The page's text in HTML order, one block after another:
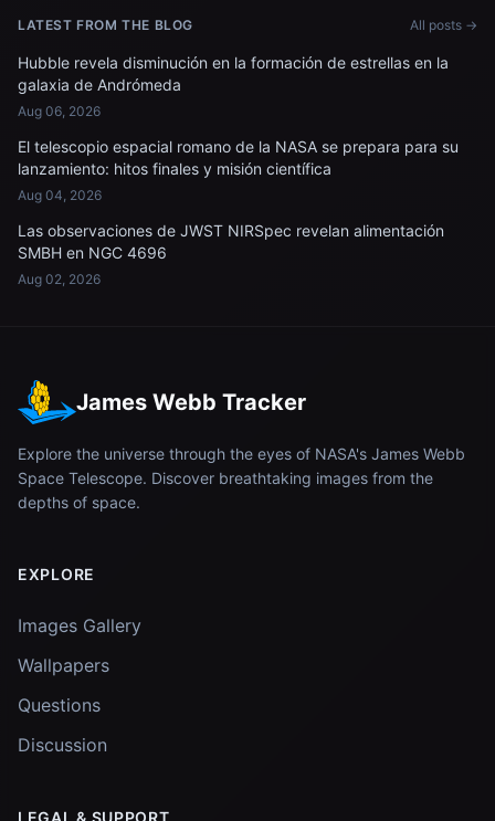
LATEST FROM THE BLOG All posts →
Hubble revela disminución en la formación de estrellas en la
galaxia de Andrómeda
Aug 06, 2026
El telescopio espacial romano de la NASA se prepara para su
lanzamiento: hitos finales y misión científica
Aug 04, 2026
Las observaciones de JWST NIRSpec revelan alimentación
SMBH en NGC 4696
Aug 02, 2026
James Webb Tracker
Explore the universe through the eyes of NASA's James Webb
Space Telescope. Discover breathtaking images from the
depths of space.
EXPLORE
Images Gallery
Wallpapers
Questions
Discussion
LEGAL & SUPPORT